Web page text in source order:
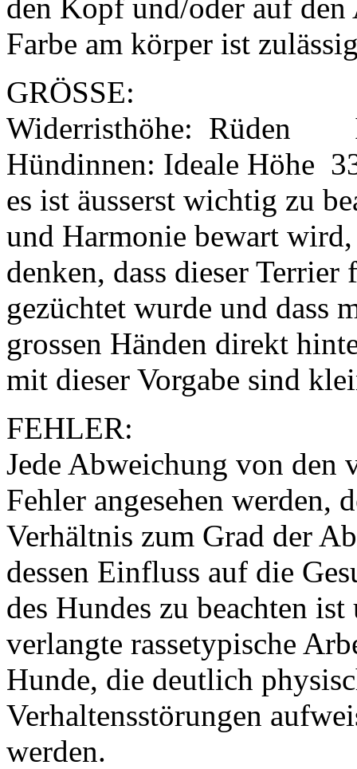
den Kopf und/oder auf den
Farbe am körper ist
GRÖSSE:
Widerristhöhe: Rüden
Hündinnen: Ideale Höhe
es ist äusserst wichtig zu
und Harmonie bewart
denken, dass dieser
gezüchtet wurde und dass
grossen Händen direkt
mit dieser Vorgabe sind
FEHLER:
Jede Abweichung von den
Fehler angesehen werden,
Verhältnis zum Grad der
dessen Einfluss auf die
des Hundes zu beachten
verlangte rassetypische
Hunde, die deutlich
Verhaltensstörungen
werden.